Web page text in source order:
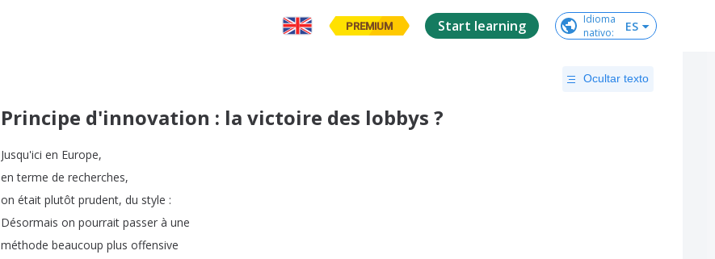
PREMIUM Start learning
Idioma
nativo: ES
Ocultar texto
Principe d'innovation : la victoire des lobbys ?
Jusqu'ici en Europe,
en terme de recherches,
on était plutôt prudent, du style :
Désormais on pourrait passer à une
méthode beaucoup plus offensive